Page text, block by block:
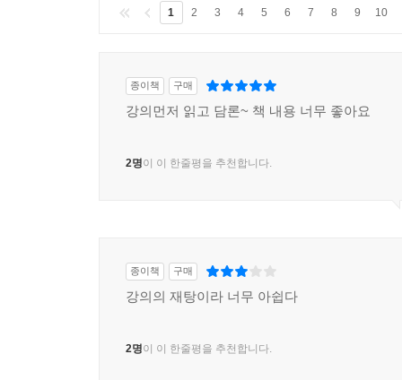
* 내가 자살하지 않은 이유
화장실에서 손목을 긋고 죽었다 한다. 감옥에
것이다. 선생은 남한산성에서 사형수로서 혹독
따스함은 살아있음의 어떤 절정이었다고 말한다.
20년 20일간의 대학 시절
재소자들의 삶을 자신의 목발 삼아 걸었고, 이로
1 2 3 4 5 6 7 8 9 10
종이책 구매
강의먼저 읽고 담론~ 책 내용 너무 좋아요
2명이 이 한줄평을 추천합니다.
종이책 구매
강의의 재탕이라 너무 아쉽다
2명이 이 한줄평을 추천합니다.